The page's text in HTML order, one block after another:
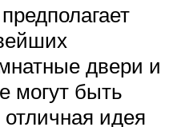
двери и
могут быть
идея